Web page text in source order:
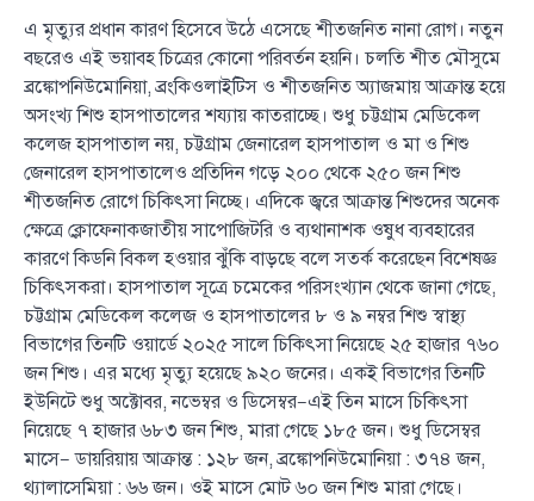
এ মৃত্যুর প্রধান কারণ হিসেবে উঠে এসেছে শীতজনিত নানা রোগ। নতুন
বছরেও এই ভয়াবহ চিত্রের কোনো পরিবর্তন হয়নি। চলতি শীত মৌসুমে
ব্রঙ্কোপনিউমোনিয়া, ব্রংকিওলাইটিস ও শীতজনিত অ্যাজমায় আক্রান্ত হয়ে
অসংখ্য শিশু হাসপাতালের শয্যায় কাতরাচ্ছে। শুধু চট্টগ্রাম মেডিকেল
কলেজ হাসপাতাল নয়, চট্টগ্রাম জেনারেল হাসপাতাল ও মা ও শিশু
জেনারেল হাসপাতালেও প্রতিদিন গড়ে ২০০ থেকে ২৫০ জন শিশু
শীতজনিত রোগে চিকিৎসা নিচ্ছে। এদিকে জ্বরে আক্রান্ত শিশুদের অনেক
ক্ষেত্রে ক্লোফেনাকজাতীয় সাপোজিটরি ও ব্যথানাশক ওষুধ ব্যবহারের
কারণে কিডনি বিকল হওয়ার ঝুঁকি বাড়ছে বলে সতর্ক করেছেন বিশেষজ্ঞ
চিকিৎসকরা। হাসপাতাল সূত্রে চমেকের পরিসংখ্যান থেকে জানা গেছে,
চট্টগ্রাম মেডিকেল কলেজ ও হাসপাতালের ৮ ও ৯ নম্বর শিশু স্বাস্থ্য
বিভাগের তিনটি ওয়ার্ডে ২০২৫ সালে চিকিৎসা নিয়েছে ২৫ হাজার ৭৬০
জন শিশু। এর মধ্যে মৃত্যু হয়েছে ৯২০ জনের। একই বিভাগের তিনটি
ইউনিটে শুধু অক্টোবর, নভেম্বর ও ডিসেম্বর—এই তিন মাসে চিকিৎসা
নিয়েছে ৭ হাজার ৬৮৩ জন শিশু, মারা গেছে ১৮৫ জন। শুধু ডিসেম্বর
মাসে— ডায়রিয়ায় আক্রান্ত : ১২৮ জন, ব্রঙ্কোপনিউমোনিয়া : ৩৭৪ জন,
থ্যালাসেমিয়া : ৬৬ জন। ওই মাসে মোট ৬০ জন শিশু মারা গেছে।